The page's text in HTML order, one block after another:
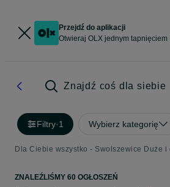
Przejdź do aplikacji
Otwieraj OLX jednym tapnięciem
Znajdź coś dla siebie
Filtry·1 Wybierz kategorię
Dla Ciebie wszystko - Swolszewice Duże i
ZNALEŹLIŚMY 60 OGŁOSZEŃ